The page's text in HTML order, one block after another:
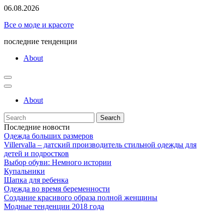
Skip
content
06.08.2026
Все о моде и красоте
последние тенденции
About
About
Search
for:
Последние новости
Одежда больших размеров
Villervalla – датский производитель стильной одежды для
детей и подростков
Выбор обуви: Немного истории
Купальники
Шапка для ребенка
Одежда во время беременности
Создание красивого образа полной женщины
Модные тенденции 2018 года